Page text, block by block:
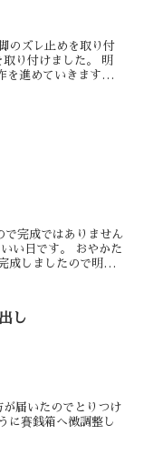
のズレ止めを取り付
り付けました。 明
を進めていきます。
で完成ではありません
い日です。 おやかた
成しましたので明
し
届いたのでとりつけ
に賽銭箱へ微調整し